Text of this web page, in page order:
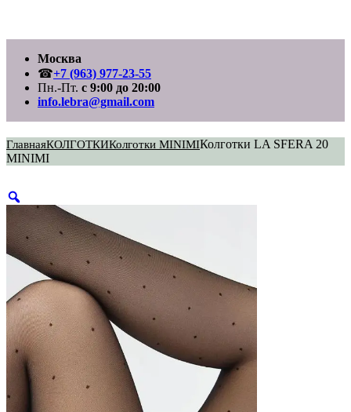
содержимому
Москва
☎+7 (963) 977-23-55
Пн.-Пт. с 9:00 до 20:00
info.lebra@gmail.com
ГлавнаяКОЛГОТКИКолготки MINIMIКолготки LA SFERA 20
MINIMI